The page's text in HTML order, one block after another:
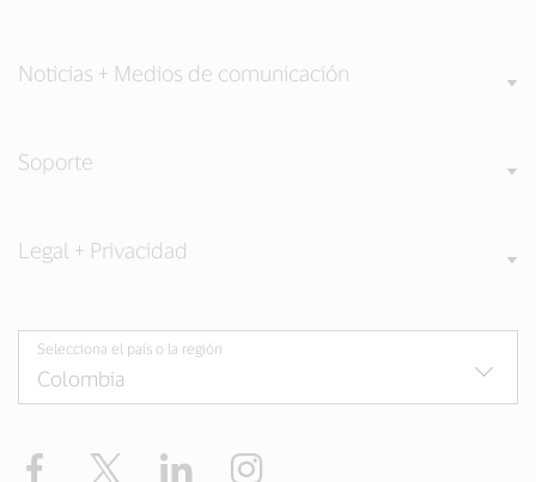
Noticias + Medios de comunicación
Soporte
Legal + Privacidad
Selecciona el país o la región
Facebook Twitter LinkedIn